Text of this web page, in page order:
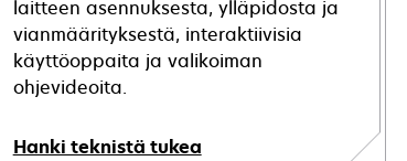
laitteen asennuksesta, ylläpidosta ja
vianmäärityksestä, interaktiivisia
käyttöoppaita ja valikoiman
ohjevideoita.
Hanki teknistä tukea